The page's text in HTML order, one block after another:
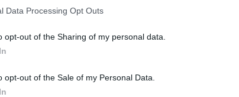
Data Processing Opt Outs
opt-out of the Sharing of my personal data.
opt-out of the Sale of my Personal Data.
κανονισμός της ΕΕ που τίθεται σε
Ποιος εφηύρε πραγματικά το